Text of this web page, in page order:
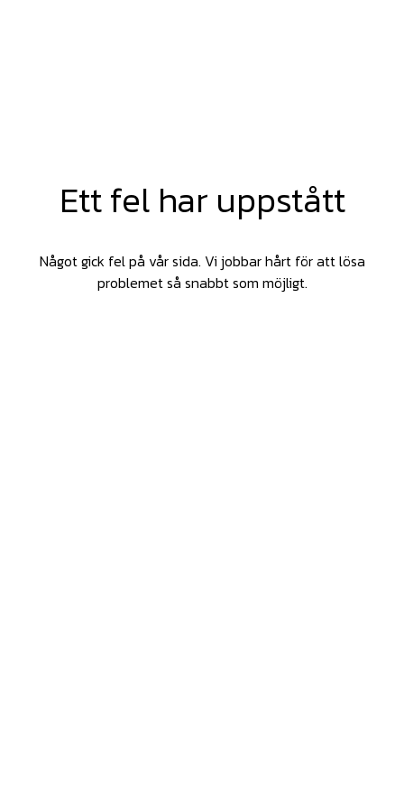
Ett fel har uppstått
Något gick fel på vår sida. Vi jobbar hårt för att lösa
problemet så snabbt som möjligt.